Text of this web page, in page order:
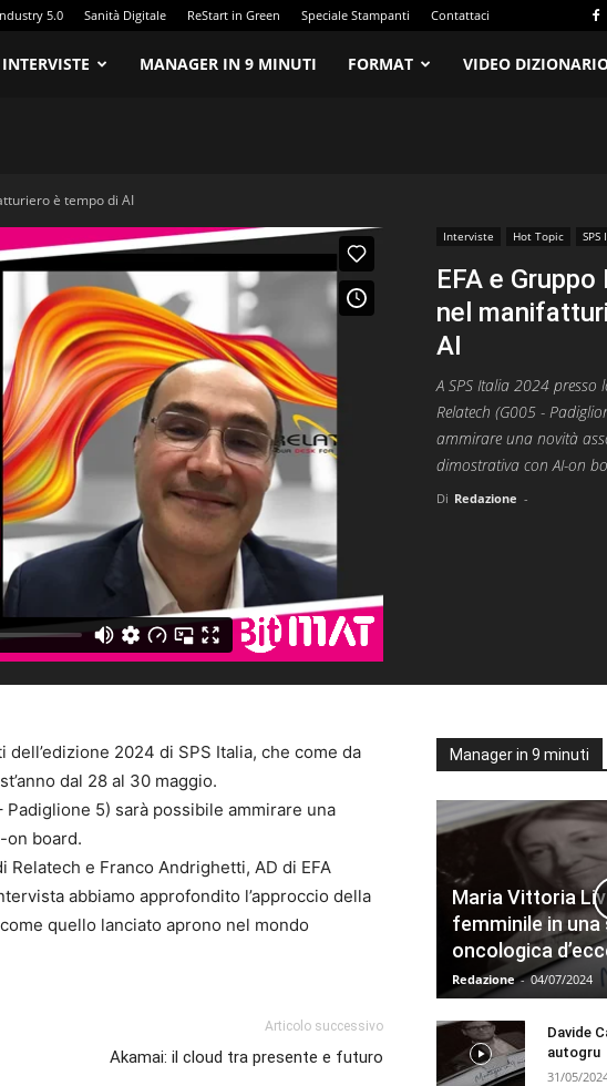
5.0 Sanità Digitale ReStart in Green Speciale Stampanti Contattaci
INTERVISTE MANAGER IN 9 MINUTI FORMAT VIDEO
è tempo di AI
Interviste Hot Topic SPS
EFA e
nel
AI
A SPS Italia 2024 presso
Relatech (G005 -
ammirare una novità
dimostrativa con AI-on
Di Redazione -
2024 di SPS Italia, che come da
dal 28 al 30 maggio.
Padiglione 5) sarà possibile ammirare una
on board.
Relatech e Franco Andrighetti, AD di EFA
abbiamo approfondito l’approccio della
quello lanciato aprono nel mondo
Articolo successivo
Akamai: il cloud tra presente e futuro
Manager in 9 minuti
Maria Vittoria
femminile in
oncologica
Redazione - 04/07/2024
Davide
autogru
31/05/